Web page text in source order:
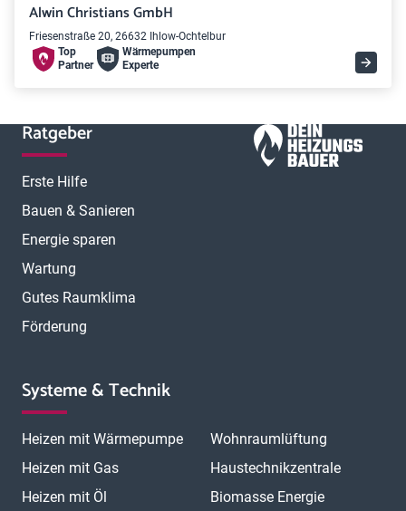
Alwin Christians GmbH
Friesenstraße 20, 26632 Ihlow-Ochtelbur
Top
Partner
Wärme­pumpen
Experte
Ratgeber
Erste Hilfe
Bauen & Sanieren
Energie sparen
Wartung
Gutes Raumklima
Förderung
Systeme & Technik
Heizen mit Wärmepumpe
Heizen mit Gas
Heizen mit Öl
Wohnraumlüftung
Haustechnikzentrale
Biomasse Energie